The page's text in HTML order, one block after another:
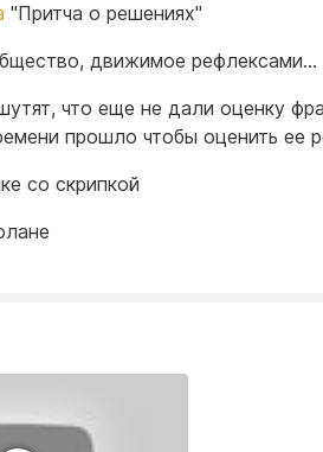
"Притча о решениях"
движимое рефлексами...
что еще не дали оценку
прошло чтобы оценить ее
со скрипкой